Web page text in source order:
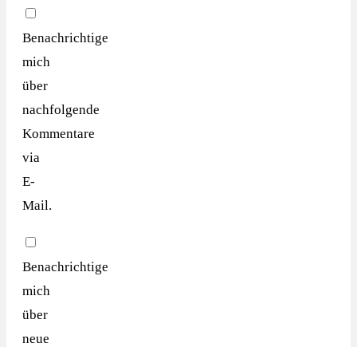
Benachrichtige
mich
über
nachfolgende
Kommentare
via
E-
Mail.
Benachrichtige
mich
über
neue